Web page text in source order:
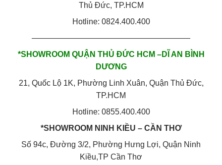
Thủ Đức, TP.HCM
Hotline: 0824.400.400
————————————————————
*SHOWROOM QUẬN THỦ ĐỨC HCM –DĨ AN BÌNH
DƯƠNG
21, Quốc Lộ 1K, Phường Linh Xuân, Quận Thủ Đức,
TP.HCM
Hotline: 0855.400.400
*SHOWROOM NINH KIỀU – CẦN THƠ
Số 94c, Đường 3/2, Phường Hưng Lợi, Quận Ninh
Kiều,TP Cần Thơ